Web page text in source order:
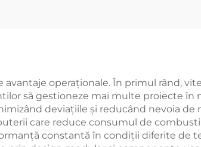
operaționale. În primul rând,
să gestioneze mai multe proiecte în
deviațiile și reducând nevoia de
care reduce consumul de
constantă în condiții diferite de